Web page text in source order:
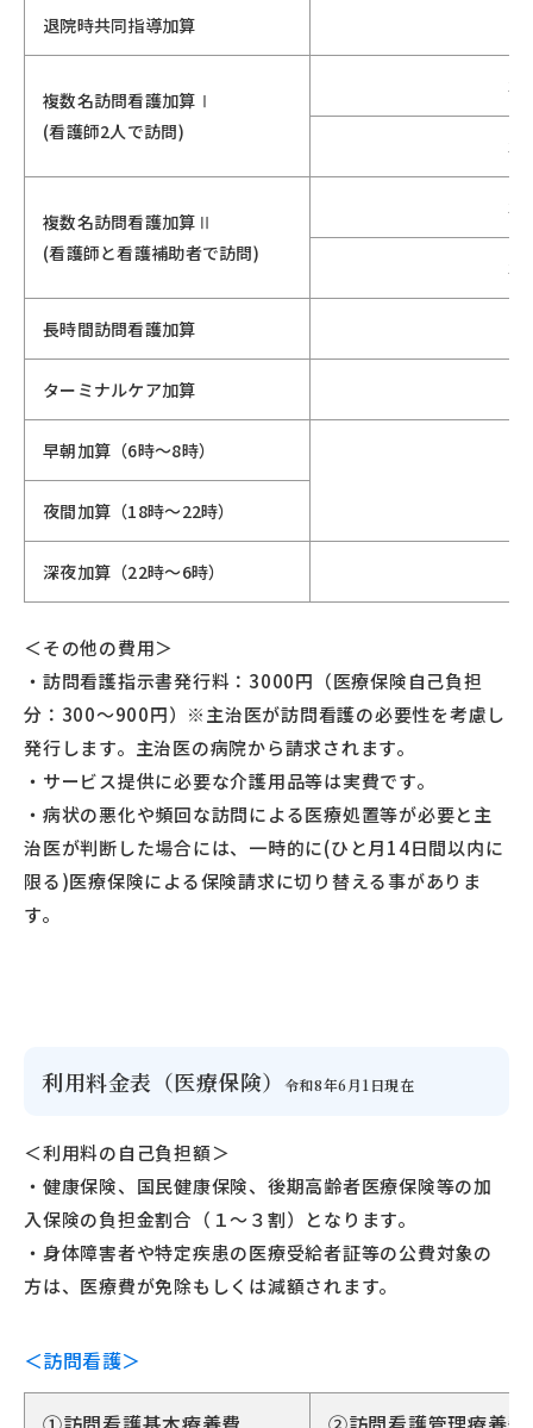
退院時共同指導加算
複数名訪問看護加算Ⅰ
(看護師2人で訪問)
30
30
複数名訪問看護加算Ⅱ
(看護師と看護補助者で訪問)
30
30
長時間訪問看護加算
ターミナルケア加算
早朝加算（6時〜8時）
夜間加算（18時〜22時）
深夜加算（22時〜6時）
＜その他の費用＞
・訪問看護指示書発行料：3000円（医療保険自己負担
分：300～900円）※主治医が訪問看護の必要性を考慮し
発行します。主治医の病院から請求されます。
・サービス提供に必要な介護用品等は実費です。
・病状の悪化や頻回な訪問による医療処置等が必要と主
治医が判断した場合には、一時的に(ひと月14日間以内に
限る)医療保険による保険請求に切り替える事がありま
す。
利用料金表（医療保険） 令和8年6月1日現在
＜利用料の自己負担額＞
・健康保険、国民健康保険、後期高齢者医療保険等の加
入保険の負担金割合（１～３割）となります。
・身体障害者や特定疾患の医療受給者証等の公費対象の
方は、医療費が免除もしくは減額されます。
＜訪問看護＞